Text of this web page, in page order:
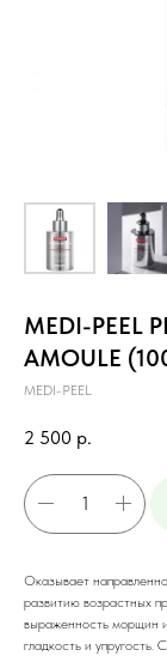
MEDI-PEEL
AMOULE
MEDI-PEEL
2 500 р.
Оказывает
развитию возрастных
выраженность морщин
гладкость и